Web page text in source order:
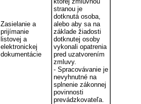
Zasielanie a
prijímanie
listovej a
elektronickej
dokumentácie
stranou je
dotknutá osoba,
alebo aby sa na
základe žiadosti
dotknutej osoby
vykonali opatrenia
pred uzatvorením
zmluvy.
- Spracovávanie je
nevyhnutné na
splnenie zákonnej
povinnosti
prevádzkovateľa.